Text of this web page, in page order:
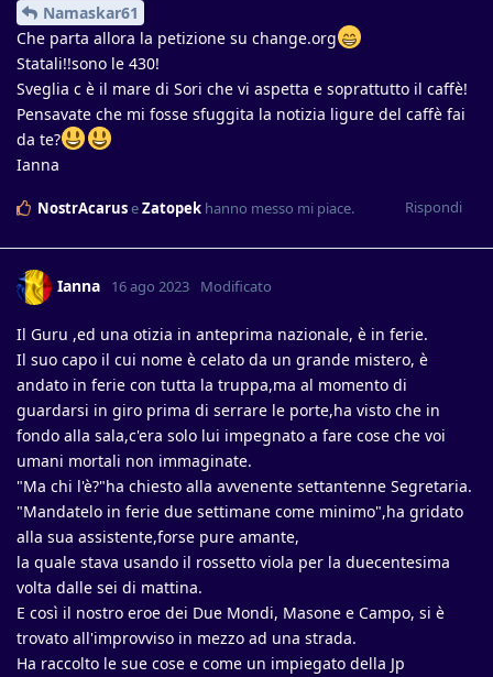
Namaskar61
Che parta allora la petizione su change.org
Statali!!sono le 430!
Sveglia c è il mare di Sori che vi aspetta e soprattutto il caffè!
Pensavate che mi fosse sfuggita la notizia ligure del caffè fai
da te?
Ianna
Rispondi
NostrAcaruseZatopek hanno messo mi piace.
Ianna 16 ago 2023 Modificato
Il Guru ,ed una otizia in anteprima nazionale, è in ferie.
Il suo capo il cui nome è celato da un grande mistero, è
andato in ferie con tutta la truppa,ma al momento di
guardarsi in giro prima di serrare le porte,ha visto che in
fondo alla sala,c'era solo lui impegnato a fare cose che voi
umani mortali non immaginate.
"Ma chi l'è?"ha chiesto alla avvenente settantenne Segretaria.
"Mandatelo in ferie due settimane come minimo",ha gridato
alla sua assistente,forse pure amante,
la quale stava usando il rossetto viola per la duecentesima
volta dalle sei di mattina.
E così il nostro eroe dei Due Mondi, Masone e Campo, si è
trovato all'improvviso in mezzo ad una strada.
Ha raccolto le sue cose e come un impiegato della Jp